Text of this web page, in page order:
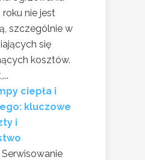
nie jest
szczególnie w
się
kosztów.
ciepła i
kluczowe
i
Serwisowanie